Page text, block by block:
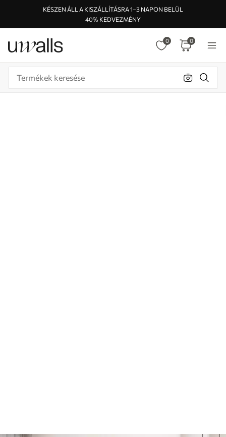
KÉSZEN ÁLL A KISZÁLLÍTÁSRA 1–3 NAPON BELÜL
40% KEDVEZMÉNY
0 0